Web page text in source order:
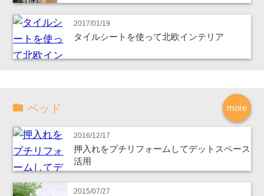
2017/01/19
タイルシートを使って北欧インテリア
more
ベッド
2016/12/17
押入れをプチリフォームしてデットスペース
活用
2015/07/27